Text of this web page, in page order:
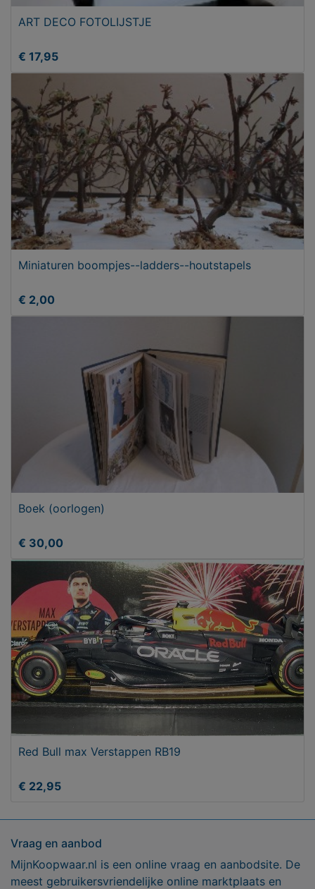
ART DECO FOTOLIJSTJE
€ 17,95
Miniaturen boompjes--ladders--houtstapels
€ 2,00
Boek (oorlogen)
€ 30,00
Red Bull max Verstappen RB19
€ 22,95
Vraag en aanbod
MijnKoopwaar.nl is een online vraag en aanbodsite. De
meest gebruikersvriendelijke online marktplaats en